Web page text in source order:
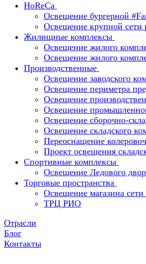
HoReCa
Освещение бургерной
Освещение крупной сети
Жилищные комплексы
Освещение жилого
Освещение жилого
Производственные
Освещение заводского
Освещение периметра
Освещение
Освещение
Освещение сборочно-
Освещение складского
Переоснащение
Проект освещения
Спортивные комплексы
Освещение Ледового
Торговые пространства
Освещение магазина сети
ТРЦ РИО
Отрасли
Блог
Контакты